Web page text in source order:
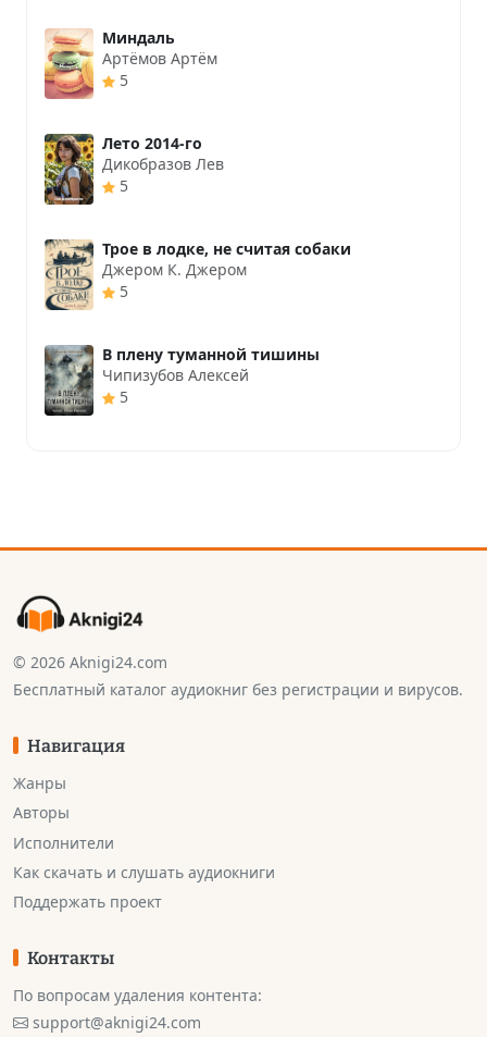
Миндаль
Артёмов Артём
5
Лето 2014-го
Дикобразов Лев
5
Трое в лодке, не считая собаки
Джером К. Джером
5
В плену туманной тишины
Чипизубов Алексей
5
© 2026 Aknigi24.com
Бесплатный каталог аудиокниг без регистрации и вирусов.
Навигация
Жанры
Авторы
Исполнители
Как скачать и слушать аудиокниги
Поддержать проект
Контакты
По вопросам удаления контента:
support@aknigi24.com